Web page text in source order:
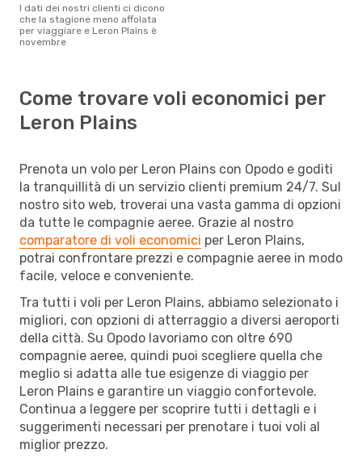
I dati dei nostri clienti ci dicono
che la stagione meno affolata
per viaggiare e Leron Plains è
novembre
Come trovare voli economici per
Leron Plains
Prenota un volo per Leron Plains con Opodo e goditi
la tranquillità di un servizio clienti premium 24/7. Sul
nostro sito web, troverai una vasta gamma di opzioni
da tutte le compagnie aeree. Grazie al nostro
comparatore di voli economici per Leron Plains,
potrai confrontare prezzi e compagnie aeree in modo
facile, veloce e conveniente.
Tra tutti i voli per Leron Plains, abbiamo selezionato i
migliori, con opzioni di atterraggio a diversi aeroporti
della città. Su Opodo lavoriamo con oltre 690
compagnie aeree, quindi puoi scegliere quella che
meglio si adatta alle tue esigenze di viaggio per
Leron Plains e garantire un viaggio confortevole.
Continua a leggere per scoprire tutti i dettagli e i
suggerimenti necessari per prenotare i tuoi voli al
miglior prezzo.